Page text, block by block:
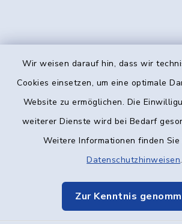
Wir weisen darauf hin, dass wir
Cookies einsetzen, um eine optimale
Website zu ermöglichen. Die
weiterer Dienste wird bei Bedarf
Weitere Informationen finden Sie
Datenschutzhinweisen.
Zur Kenntnis
Kontakt
Datenschutz
Elektronische